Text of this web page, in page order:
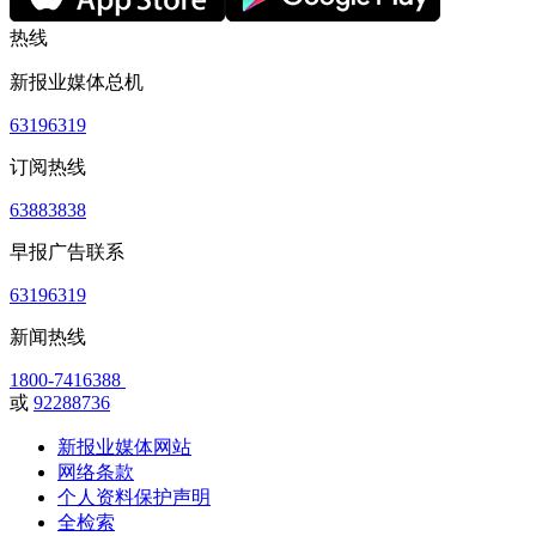
热线
新报业媒体总机
63196319
订阅热线
63883838
早报广告联系
63196319
新闻热线
1800-7416388
或 92288736
新报业媒体网站
网络条款
个人资料保护声明
全检索